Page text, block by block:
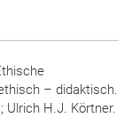
– didaktisch.
Ulrich H.J. Körtner.